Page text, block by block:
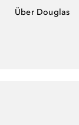
Über Douglas